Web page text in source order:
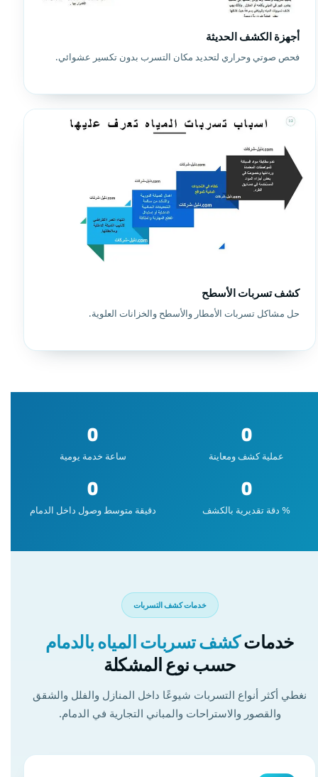
أجهزة الكشف الحديثة
فحص صوتي وحراري لتحديد مكان التسرب بدون تكسير عشوائي.
كشف تسربات الأسطح
حل مشاكل تسربات الأمطار والأسطح والخزانات العلوية.
0
عملية كشف ومعاينة
0
ساعة خدمة يومية
0
% دقة تقديرية بالكشف
0
دقيقة متوسط وصول داخل الدمام
خدمات كشف التسربات
خدماتكشف تسربات المياه بالدمام
حسب نوع المشكلة
نغطي أكثر أنواع التسربات شيوعًا داخل المنازل والفلل والشقق
والقصور والاستراحات والمباني التجارية في الدمام.